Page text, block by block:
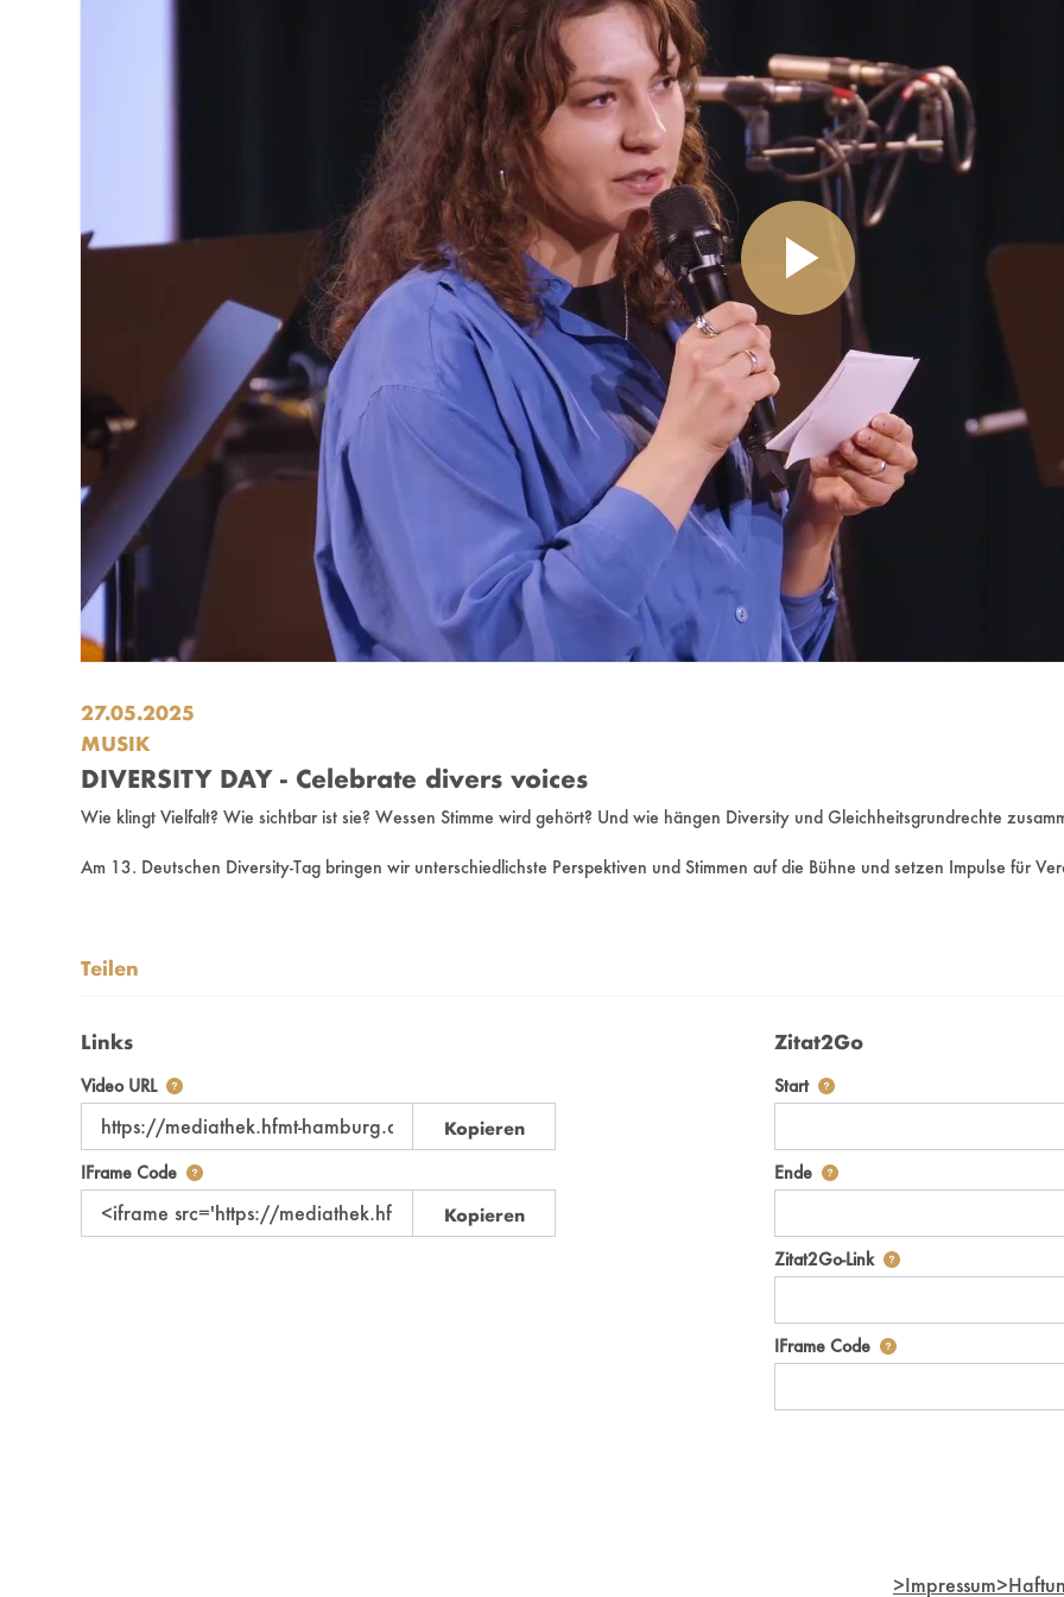
Video
27.05.2025
MUSIK
DIVERSITY DAY - Celebrate divers voices
Wie klingt Vielfalt? Wie sichtbar ist sie? Wessen Stimme wird gehört? Und wie hängen Diversity und Gleichheitsgrundrechte
Am 13. Deutschen Diversity-Tag bringen wir unterschiedlichste Perspektiven und Stimmen auf die Bühne und setzen Impulse für
- auf die renommierte Musikerin und HfMT-Alumna Derya Yıldırım an der Bağlama sowie
Teilen
Links
Video URL Der Link zu diesem Video
Kopieren
IFrame Code Nutzen Sie diesen Code, um das Video mit dem Lecture2Go-Videoplayer einzubetten.
Kopieren
Zitat2Go
Start Definiert den Startpunkt für
Ende Definiert den Endpunkt für
Zitat2Go-Link Nach der Auswahl
IFrame Code Nutzen Sie diesen
>Impressum>